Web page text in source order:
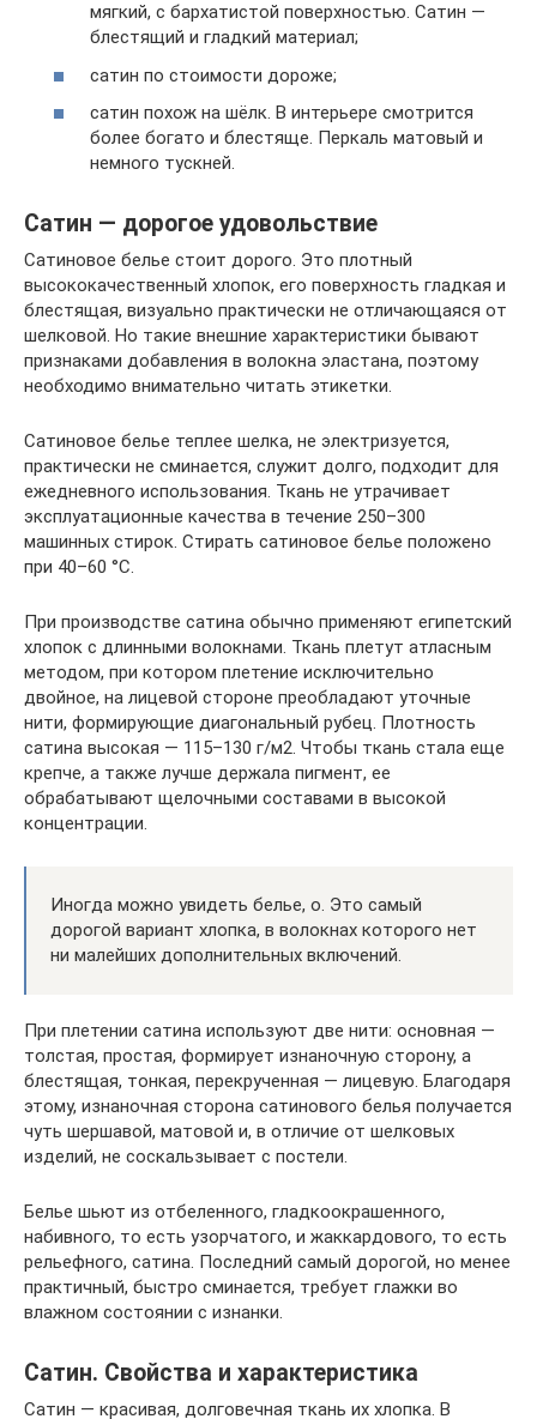
мягкий, с бархатистой поверхностью. Сатин —
блестящий и гладкий материал;
сатин по стоимости дороже;
сатин похож на шёлк. В интерьере смотрится
более богато и блестяще. Перкаль матовый и
немного тускней.
Сатин — дорогое удовольствие
Сатиновое белье стоит дорого. Это плотный
высококачественный хлопок, его поверхность гладкая и
блестящая, визуально практически не отличающаяся от
шелковой. Но такие внешние характеристики бывают
признаками добавления в волокна эластана, поэтому
необходимо внимательно читать этикетки.
Сатиновое белье теплее шелка, не электризуется,
практически не сминается, служит долго, подходит для
ежедневного использования. Ткань не утрачивает
эксплуатационные качества в течение 250–300
машинных стирок. Стирать сатиновое белье положено
при 40–60 °C.
При производстве сатина обычно применяют египетский
хлопок с длинными волокнами. Ткань плетут атласным
методом, при котором плетение исключительно
двойное, на лицевой стороне преобладают уточные
нити, формирующие диагональный рубец. Плотность
сатина высокая — 115–130 г/м2. Чтобы ткань стала еще
крепче, а также лучше держала пигмент, ее
обрабатывают щелочными составами в высокой
концентрации.
Иногда можно увидеть белье, о. Это самый
дорогой вариант хлопка, в волокнах которого нет
ни малейших дополнительных включений.
При плетении сатина используют две нити: основная —
толстая, простая, формирует изнаночную сторону, а
блестящая, тонкая, перекрученная — лицевую. Благодаря
этому, изнаночная сторона сатинового белья получается
чуть шершавой, матовой и, в отличие от шелковых
изделий, не соскальзывает с постели.
Белье шьют из отбеленного, гладкоокрашенного,
набивного, то есть узорчатого, и жаккардового, то есть
рельефного, сатина. Последний самый дорогой, но менее
практичный, быстро сминается, требует глажки во
влажном состоянии с изнанки.
Сатин. Свойства и характеристика
Сатин — красивая, долговечная ткань их хлопка. В